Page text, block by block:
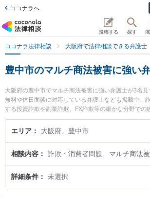
ココナラへ
投稿する 探す
ココナラ法律相談 大阪府で法律相談できる弁護士
豊中市のマルチ商法被害に強い
大阪府の豊中市でマルチ商法被害に強い弁護士が3名
無料や休日面談に対応している弁護士なども掲載中。
する投資詐欺や副業詐欺、FX詐欺等の細かな分野での
です。特に弁護士法人Legal Home 豊中オフィスの藤
法律事務所の林 良介弁護士、大阪千里法律事務所の瀬
チ商法被害のトラブル解決の実績豊富な近くの弁護士
談無料でマルチ商法被害を法律相談できる豊中市内の
い』などでお困りの相談者さんにおすすめです。
エリア 大阪府、豊中市
相談内容 詐欺・消費者問題、マルチ商法
詳細条件 未選択